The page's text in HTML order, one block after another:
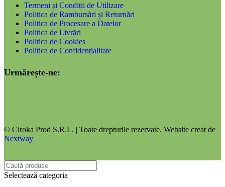
Termeni și Condiții de Utilizare
Politica de Rambursări și Returnări
Politica de Procesare a Datelor
Politica de Livrări
Politica de Cookies
Politica de Confidențialitate
Urmărește-ne:
© Ciroka Prod S.R.L. | Toate drepturile rezervate. Website creat de
Nextway
Selectează categoria